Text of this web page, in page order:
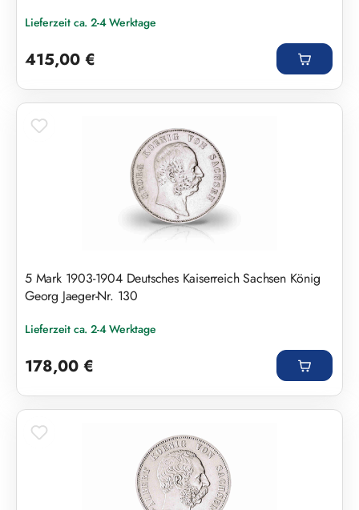
Lieferzeit ca. 2-4 Werktage
415,00 €
5 Mark 1903-1904 Deutsches Kaiserreich Sachsen König
Georg Jaeger-Nr. 130
Lieferzeit ca. 2-4 Werktage
178,00 €